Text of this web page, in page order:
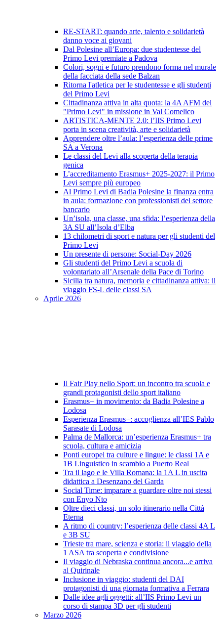
RE-START: quando arte, talento e solidarietà
danno voce ai giovani
Dal Polesine all’Europa: due studentesse del
Primo Levi premiate a Padova
Colori, sogni e futuro prendono forma nel murale
della facciata della sede Balzan
Ritorna l'atletica per le studentesse e gli studenti
del Primo Levi
Cittadinanza attiva in alta quota: la 4A AFM del
"Primo Levi" in missione in Val Comelico
ARTISTICA-MENTE 2.0: l’IIS Primo Levi
porta in scena creatività, arte e solidarietà
Apprendere oltre l’aula: l’esperienza delle prime
SA a Verona
Le classi del Levi alla scoperta della terapia
genica
L’accreditamento Erasmus+ 2025-2027: il Primo
Levi sempre più europeo
Al Primo Levi di Badia Polesine la finanza entra
in aula: formazione con professionisti del settore
bancario
Un’isola, una classe, una sfida: l’esperienza della
3A SU all’Isola d’Elba
13 chilometri di sport e natura per gli studenti del
Primo Levi
Un presente di persone: Social-Day 2026
Gli studenti del Primo Levi a scuola di
volontariato all’Arsenale della Pace di Torino
Sicilia tra natura, memoria e cittadinanza attiva: il
viaggio FS-L delle classi SA
Aprile 2026
Il Fair Play nello Sport: un incontro tra scuola e
grandi protagonisti dello sport italiano
Erasmus+ in movimento: da Badia Polesine a
Lodosa
Esperienza Erasmus+: accoglienza all’IES Pablo
Sarasate di Lodosa
Palma de Mallorca: un’esperienza Erasmus+ tra
scuola, cultura e amicizia
Ponti europei tra culture e lingue: le classi 1A e
1B Linguistico in scambio a Puerto Real
Tra il lago e le Villa Romana: la 1A L in uscita
didattica a Desenzano del Garda
Social Time: imparare a guardare oltre noi stessi
con Enyo Nto
Oltre dieci classi, un solo itinerario nella Città
Eterna
A ritmo di country: l’esperienza delle classi 4A L
e 3B SU
Trieste tra mare, scienza e storia: il viaggio della
1 ASA tra scoperta e condivisione
Il viaggio di Nebraska continua ancora...e arriva
al Quirinale
Inclusione in viaggio: studenti del DAI
protagonisti di una giornata formativa a Ferrara
Dalle idee agli oggetti: all’IIS Primo Levi un
corso di stampa 3D per gli studenti
Marzo 2026